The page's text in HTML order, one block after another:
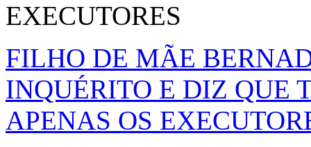
EXECUTORES
FILHO DE MÃE
INQUÉRITO E DIZ QUE
APENAS OS